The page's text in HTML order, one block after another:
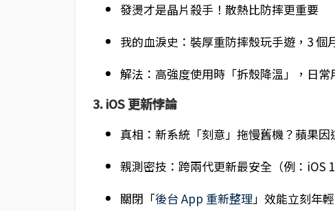
發燙才是晶片殺手！散熱比防摔更重要
我的血淚史：裝厚重防摔殼玩手遊，3 個
解法：高強度使用時「拆殼降溫」，日常
3. iOS 更新悖論
真相：新系統「刻意」拖慢舊機？蘋果因
親測密技：跨兩代更新最安全（例：iOS
關閉「後台 App 重新整理」效能立刻年